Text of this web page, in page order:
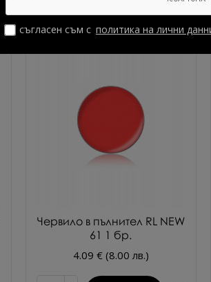
съгласен съм с политика на лични
Червило в пълнител RL NEW
61 1 бр.
4.09 € (8.00 лв.)